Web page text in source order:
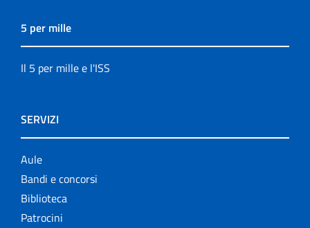
5 per mille
Il 5 per mille e l'ISS
SERVIZI
Aule
Bandi e concorsi
Biblioteca
Patrocini